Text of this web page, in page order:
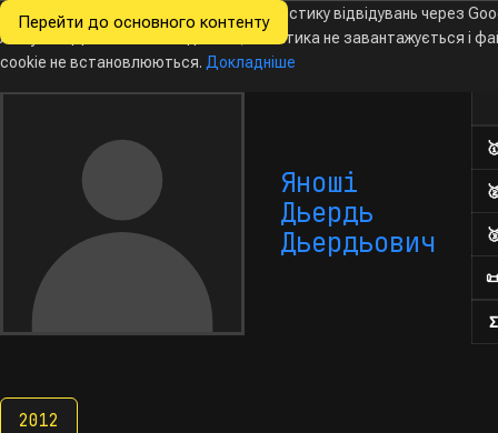
Перейти до основного контенту
Всеукраїнські
з інформатики
НовиниОлімпіадиКалендарБаза даних
Яноші
Дьердь
Дьердьович
Σ
2012
Ми хочемо збирати знеособлену статистику відвідувань через
Analytics. Доки ви не погодитесь, аналітика не завантажується і
cookie не встановлюються. Докладніше